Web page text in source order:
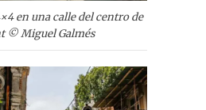
en una calle del centro de
© Miguel Galmés